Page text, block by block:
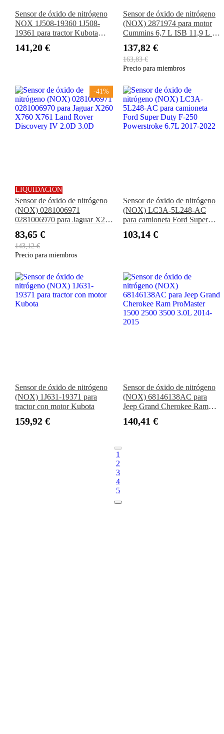
Sensor de óxido de nitrógeno
NOX 1J508-19360 1J508-
19361 para tractor Kubota
152 M7-171 M7-172
141,20 €
Sensor de óxido de nitrógeno
(NOX) 2871974 para motor
Cummins 6,7 L ISB 11,9 L 15
137,82 €
163,83 €
Precio para miembros
-41%
LIQUIDACIÓN
Sensor de óxido de nitrógeno
(NOX) 0281006971
0281006970 para Jaguar X260
Discovery IV 2.0D 3.0D
83,65 €
143,12 €
Precio para miembros
Sensor de óxido de nitrógeno
(NOX) LC3A-5L248-AC
para camioneta Ford Super
2017-2022
103,14 €
Sensor de óxido de nitrógeno
(NOX) 1J631-19371 para
tractor con motor Kubota
159,92 €
Sensor de óxido de nitrógeno
(NOX) 68146138AC para
Jeep Grand Cherokee Ram
3.0L 2014-2015
140,41 €
1
2
3
4
5